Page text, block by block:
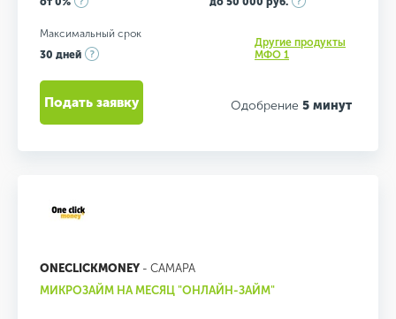
Максимальный срок
30 дней
Другие продукты
МФО 1
Одобрение 5 минут
Подать заявку
ONECLICKMONEY - САМАРА
МИКРОЗАЙМ НА МЕСЯЦ "ОНЛАЙН-ЗАЙМ"